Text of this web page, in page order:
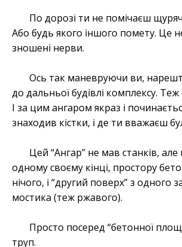
По дорозі ти не помічаєш
Або будь якого іншого помету. Це
зношені нерви.
Ось так маневруючи ви,
до дальньої будівлі комплексу.
І за цим ангаром якраз і
знаходив кістки, і де ти вважаєш
Цей “Ангар” не мав станків, але
одному своєму кінці, простору
нічого, і “другий поверх” з одного
мостика (теж ржавого).
Просто посеред “бетонної
труп.